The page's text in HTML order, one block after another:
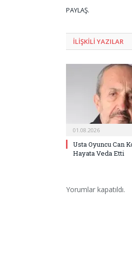
PAYLAŞ.
ILIŞKILI YAZILAR
01.08.2026
Usta Oyuncu Can
Hayata Veda Etti
Yorumlar kapatıldı.